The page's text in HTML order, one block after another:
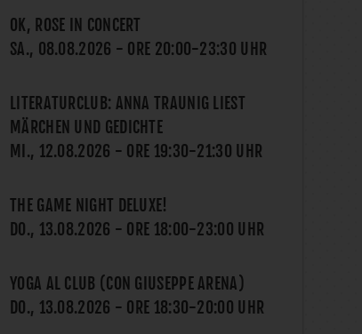
OK, ROSE IN CONCERT
SA., 08.08.2026 - ORE 20:00-23:30 UHR
LITERATURCLUB: ANNA TRAUNIG LIEST
MÄRCHEN UND GEDICHTE
MI., 12.08.2026 - ORE 19:30-21:30 UHR
THE GAME NIGHT DELUXE!
DO., 13.08.2026 - ORE 18:00-23:00 UHR
YOGA AL CLUB (CON GIUSEPPE ARENA)
DO., 13.08.2026 - ORE 18:30-20:00 UHR